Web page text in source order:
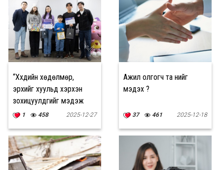
“Хүүхдийн хөдөлмөр,
эрхийг хуульд хэрхэн
зохицуулдгийг мэдэж
авлаа”
1 458 2025-12-27
Ажил олгогч та үүнийг
мэдэх үү?
37 461 2025-12-18